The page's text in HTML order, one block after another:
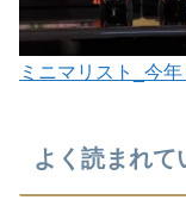
ミニマリスト_今
よく読まれて